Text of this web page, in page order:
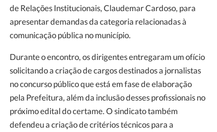
de Relações Institucionais, Claudemar Cardoso, para
apresentar demandas da categoria relacionadas à
comunicação pública no município.
Durante o encontro, os dirigentes entregaram um ofício
solicitando a criação de cargos destinados a jornalistas
no concurso público que está em fase de elaboração
pela Prefeitura, além da inclusão desses profissionais no
próximo edital do certame. O sindicato também
defendeu a criação de critérios técnicos para a